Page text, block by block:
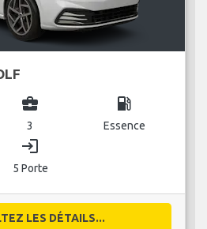
business_center
3
local_gas_station
Essence
login
5 Porte
LES DÉTAILS...